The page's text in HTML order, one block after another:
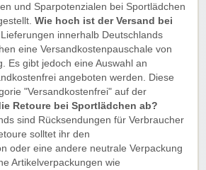
und Sparpotenzialen bei Sportlädchen
Wie hoch ist der Versand bei
innerhalb Deutschlands
eine Versandkostenpauschale von
Es gibt jedoch eine Auswahl an
angeboten werden. Diese
"Versandkostenfrei" auf der
Retoure bei Sportlädchen ab?
sind Rücksendungen für Verbraucher
solltet ihr den
oder eine andere neutrale Verpackung
Artikelverpackungen wie